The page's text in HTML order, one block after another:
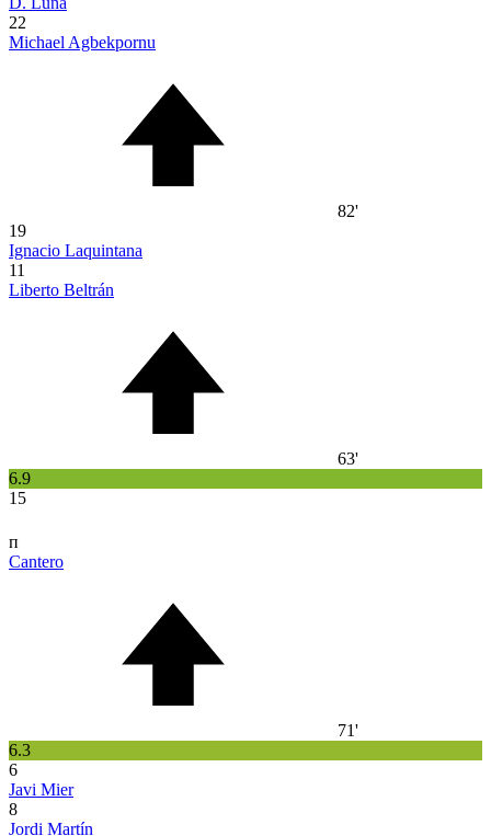
22
Michael Agbekpornu
82'
19
Ignacio Laquintana
11
Liberto Beltrán
63'
6.9
15
п
Cantero
71'
6.3
6
Javi Mier
8
Jordi Martín